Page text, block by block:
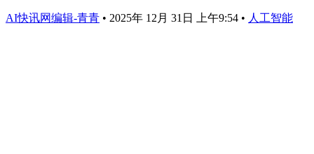
AI快讯网编辑-青青 • 2025年 12月 31日 上午9:54 • 人工智能